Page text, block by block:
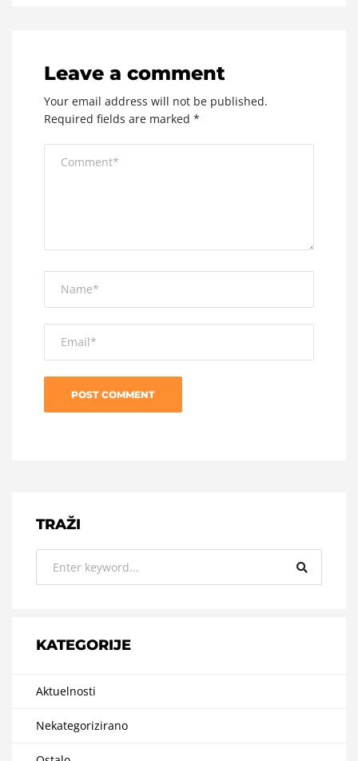
Leave a comment
Your email address will not be published.
Required fields are marked *
TRAŽI
KATEGORIJE
Aktuelnosti
Nekategorizirano